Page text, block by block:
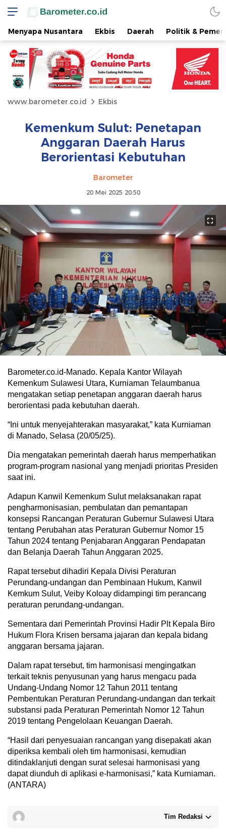
Menyapa Nusantara Ekbis Daerah Politik &
www.barometer.co.id Ekbis
Kemenkum Sulut: Penetapan
Anggaran Daerah Harus
Berorientasi Kebutuhan
Barometer
20 Mei 2025 20:50
Barometer.co.id-Manado. Kepala Kantor Wilayah
Kemenkum Sulawesi Utara, Kurniaman Telaumbanua
mengatakan setiap penetapan anggaran daerah harus
berorientasi pada kebutuhan daerah.
“Ini untuk menyejahterakan masyarakat,” kata Kurniaman
di Manado, Selasa (20/05/25).
Dia mengatakan pemerintah daerah harus memperhatikan
program-program nasional yang menjadi prioritas Presiden
saat ini.
Adapun Kanwil Kemenkum Sulut melaksanakan rapat
pengharmonisasian, pembulatan dan pemantapan
konsepsi Rancangan Peraturan Gubernur Sulawesi Utara
tentang Perubahan atas Peraturan Gubernur Nomor 15
Tahun 2024 tentang Penjabaran Anggaran Pendapatan
dan Belanja Daerah Tahun Anggaran 2025.
Rapat tersebut dihadiri Kepala Divisi Peraturan
Perundang-undangan dan Pembinaan Hukum, Kanwil
Kemkum Sulut, Veiby Koloay didampingi tim perancang
peraturan perundang-undangan.
Sementara dari Pemerintah Provinsi Hadir Plt Kepala Biro
Hukum Flora Krisen bersama jajaran dan kepala bidang
anggaran bersama jajaran.
Dalam rapat tersebut, tim harmonisasi mengingatkan
terkait teknis penyusunan yang harus mengacu pada
Undang-Undang Nomor 12 Tahun 2011 tentang
Pembentukan Peraturan Perundang-undangan dan terkait
substansi pada Peraturan Pemerintah Nomor 12 Tahun
2019 tentang Pengelolaan Keuangan Daerah.
“Hasil dari penyesuaian rancangan yang disepakati akan
diperiksa kembali oleh tim harmonisasi, kemudian
ditindaklanjuti dengan surat selesai harmonisasi yang
dapat diunduh di aplikasi e-harmonisasi,” kata Kurniaman.
(ANTARA)
Tim Redaksi